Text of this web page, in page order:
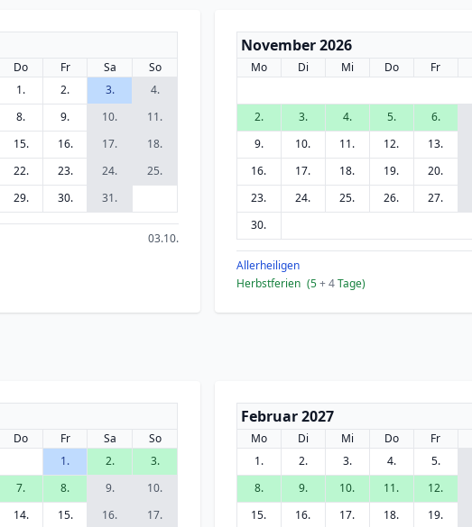
Do Fr Sa
So
1.
2. 3.
4.
8. 9. 10.
11.
15. 16. 17.
18.
22. 23. 24.
25.
29. 30. 31.
03.10.
November 2026
Mo Di Mi Do Fr
2.
3. 4. 5. 6.
9.
10. 11. 12. 13.
16.
17. 18. 19. 20.
23.
24. 25. 26. 27.
30.
Allerheiligen
Herbstferien (5+ 4Tage)
Do Fr Sa
So
1.
2.
3.
7. 8. 9.
10.
14. 15. 16.
17.
Februar 2027
Mo Di Mi Do Fr
1.
2. 3. 4. 5.
8.
9. 10. 11. 12.
15.
16. 17. 18. 19.